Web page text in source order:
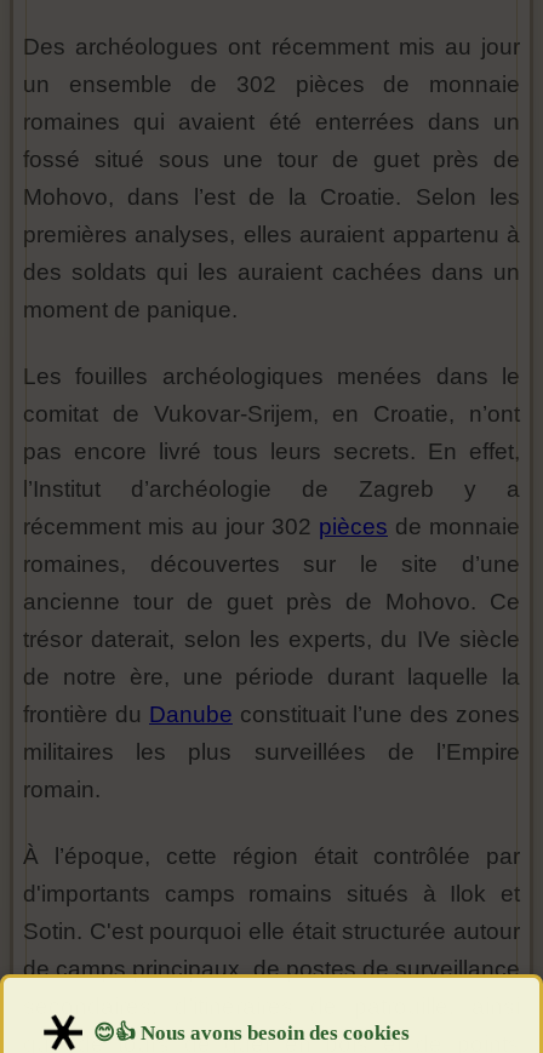
Des archéologues ont récemment mis au jour
un ensemble de 302 pièces de monnaie
romaines qui avaient été enterrées dans un
fossé situé sous une tour de guet près de
Mohovo, dans l’est de la Croatie. Selon les
premières analyses, elles auraient appartenu à
des soldats qui les auraient cachées dans un
moment de panique.
Les fouilles archéologiques menées dans le
comitat de Vukovar-Srijem, en Croatie, n’ont
pas encore livré tous leurs secrets. En effet,
l’Institut d’archéologie de Zagreb y a
récemment mis au jour 302 pièces de monnaie
romaines, découvertes sur le site d’une
ancienne tour de guet près de Mohovo. Ce
trésor daterait, selon les experts, du IVe siècle
de notre ère, une période durant laquelle la
frontière du Danube constituait l’une des zones
militaires les plus surveillées de l’Empire
romain.
À l’époque, cette région était contrôlée par
d'importants camps romains situés à Ilok et
Sotin. C'est pourquoi elle était structurée autour
de camps principaux, de postes de surveillance
que de tours de guet en bois et de points